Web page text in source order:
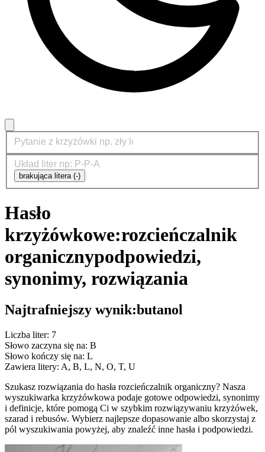
brakująca litera (-)
Hasło
krzyżówkowe:rozcieńczalnik
organicznypodpowiedzi,
synonimy, rozwiązania
Najtrafniejszy wynik:butanol
Liczba liter: 7
Słowo zaczyna się na: B
Słowo kończy się na: L
Zawiera litery: A, B, L, N, O, T, U
Szukasz rozwiązania do hasła rozcieńczalnik organiczny? Nasza
wyszukiwarka krzyżówkowa podaje gotowe odpowiedzi, synonimy
i definicje, które pomogą Ci w szybkim rozwiązywaniu krzyżówek,
szarad i rebusów. Wybierz najlepsze dopasowanie albo skorzystaj z
pól wyszukiwania powyżej, aby znaleźć inne hasła i podpowiedzi.